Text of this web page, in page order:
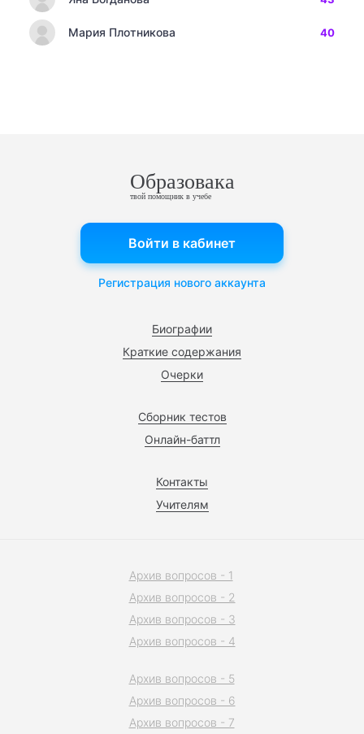
Мария Плотникова 40
Образовака
твой помощник в учебе
Биографии
Краткие содержания
Очерки
Сборник тестов
Онлайн-баттл
Контакты
Учителям
Войти в кабинет
Регистрация нового аккаунта
Архив вопросов - 1
Архив вопросов - 2
Архив вопросов - 3
Архив вопросов - 4
Архив вопросов - 5
Архив вопросов - 6
Архив вопросов - 7